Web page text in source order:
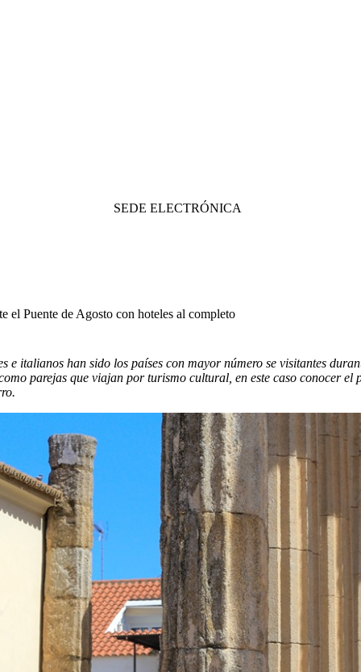
SEDE ELECTRÓNICA
el Puente de Agosto con hoteles al completo
italianos han sido los países con mayor número se visitantes
parejas que viajan por turismo cultural, en este caso conocer